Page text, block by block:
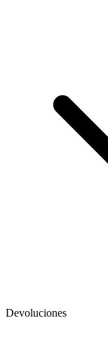
Devoluciones